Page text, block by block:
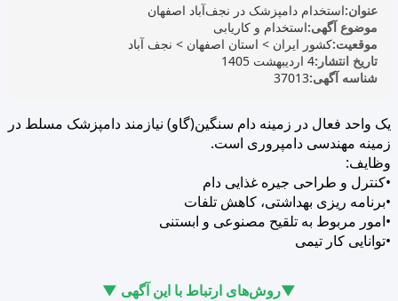
عنوان:استخدام دامپزشک در نجف‌آباد اصفهان
موضوع آگهی:استخدام و کاریابی
موقعیت:کشور ایران > استان اصفهان > نجف آباد
تاریخ انتشار:4 اردیبهشت 1405
شناسه آگهی:37013
یک واحد فعال در زمینه دام سنگین(گاو) نیازمند دامپزشک مسلط در
زمینه مهندسی دامپروری است.
وظایف:
•کنترل و طراحی جیره غذایی دام
•برنامه ریزی بهداشتی، کاهش تلفات
•امور مربوط به تلقیح مصنوعی و ابستنی
•توانایی کار تیمی
▼روش‌های ارتباط با این آگهی ▼